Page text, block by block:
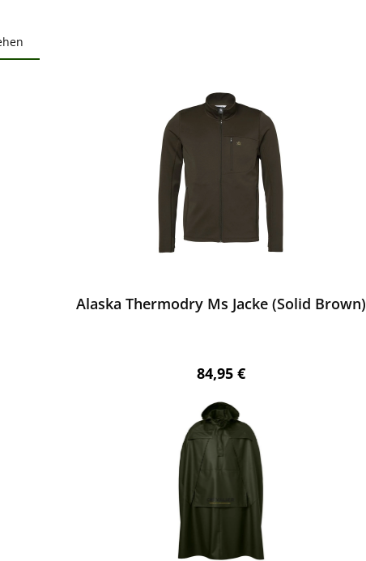
Alaska Thermodry Ms Jacke (Solid Brown)
Regulärer Preis:
84,95 €